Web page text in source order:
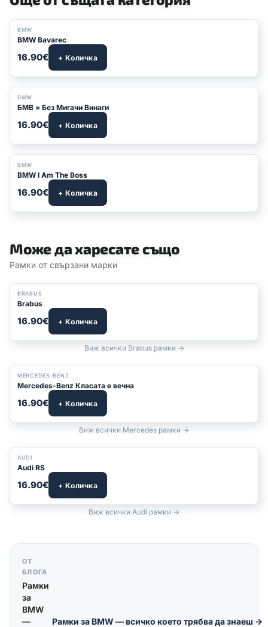
BMW
BMW Bavarec
16.90€ + Количка
BMW
БМВ = Без Мигачи Винаги
16.90€ + Количка
BMW
BMW I Am The Boss
16.90€ + Количка
Може да харесате също
Рамки от свързани марки
BRABUS
Brabus
16.90€ + Количка
Виж всички Brabus рамки →
БЕСТСЕЛЪР
MERCEDES-BENZ
Mercedes-Benz Класата е вечна
16.90€ + Количка
Виж всички Mercedes рамки →
БЕСТСЕЛЪР
AUDI
Audi RS
16.90€ + Количка
Виж всички Audi рамки →
ОТ
БЛОГА
Рамки
за
BMW
—
Рамки за BMW — всичко което трябва да знаеш →